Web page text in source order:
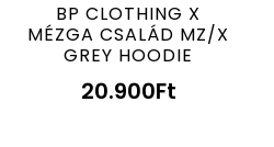
BP CLOTHING X
MÉZGA CSALÁD MZ/X
GREY HOODIE
20.900Ft